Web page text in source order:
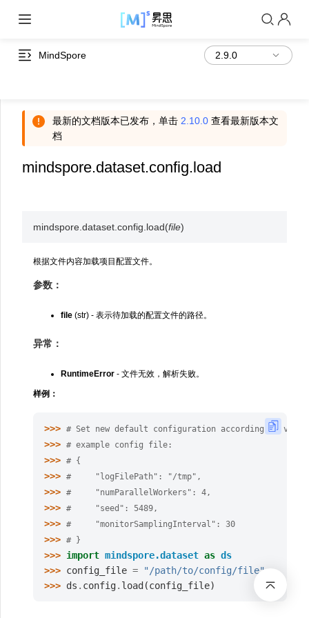
MindSpore
最新的文档版本已发布，单击 2.10.0 查看最新版本文
档
mindspore.dataset.config.load
mindspore.dataset.config. load(file)
根据文件内容加载项目配置文件。
参数：
file (str) - 表示待加载的配置文件的路径。
异常：
RuntimeError - 文件无效，解析失败。
样例：
>>> # Set new default configuration according to
>>> # example config file:
>>> # {
>>> #     "logFilePath": "/tmp",
>>> #     "numParallelWorkers": 4,
>>> #     "seed": 5489,
>>> #     "monitorSamplingInterval": 30
>>> # }
>>> import mindspore.dataset as ds
>>> config_file =
"/path/to/config/file"
>>> ds . config. load (config_file)